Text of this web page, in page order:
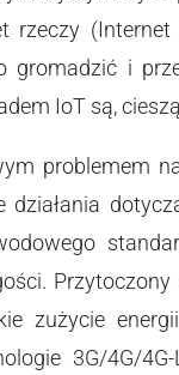
rzeczy
gromadzić i
IoT są,
problemem
działania
zużycie
3G/4G/